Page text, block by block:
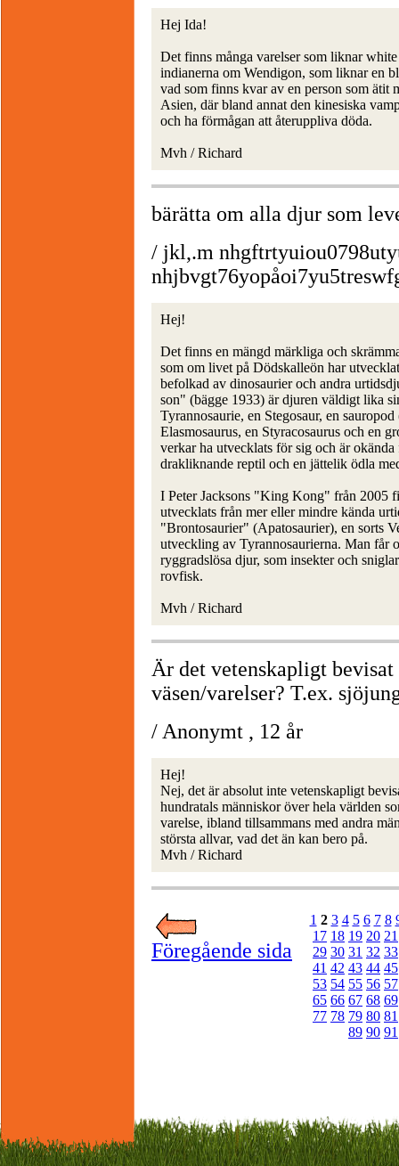
Hej Ida!
Det finns många varelser som liknar
indianerna om Wendigon, som liknar en
vad som finns kvar av en person som ätit
Asien, där bland annat den kinesiska
och ha förmågan att återuppliva döda.
Mvh / Richard
bärätta om alla djur som
/ jkl,.m
Hej!
Det finns en mängd märkliga och
som om livet på Dödskalleön har
befolkad av dinosaurier och andra
son" (bägge 1933) är djuren väldigt lika
Tyrannosaurie, en Stegosaur, en
Elasmosaurus, en Styracosaurus och en
verkar ha utvecklats för sig och är
drakliknande reptil och en jättelik ödla
I Peter Jacksons "King Kong" från 2005
utvecklats från mer eller mindre kända
"Brontosaurier" (Apatosaurier), en sorts
utveckling av Tyrannosaurierna. Man får
ryggradslösa djur, som insekter och
rovfisk.
Mvh / Richard
Är det vetenskapligt
väsen/varelser? T.ex.
/ Anonymt , 12 år
Hej!
Nej, det är absolut inte vetenskapligt
hundratals människor över hela världen
varelse, ibland tillsammans med andra
största allvar, vad det än kan bero på.
Mvh / Richard
Föregående sida
1 2 3 4 5 6 7 8
17 18 19 20 21
29 30 31 32 33
41 42 43 44 45
53 54 55 56 57
65 66 67 68 69
77 78 79 80 81
89 90 91